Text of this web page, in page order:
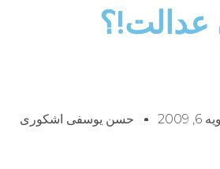
عدالت!؟
2009 حسن یوسفی اشکوری